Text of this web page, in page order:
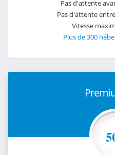
Pas d'attente
Pas d'attente
Vitesse
Plus de 300